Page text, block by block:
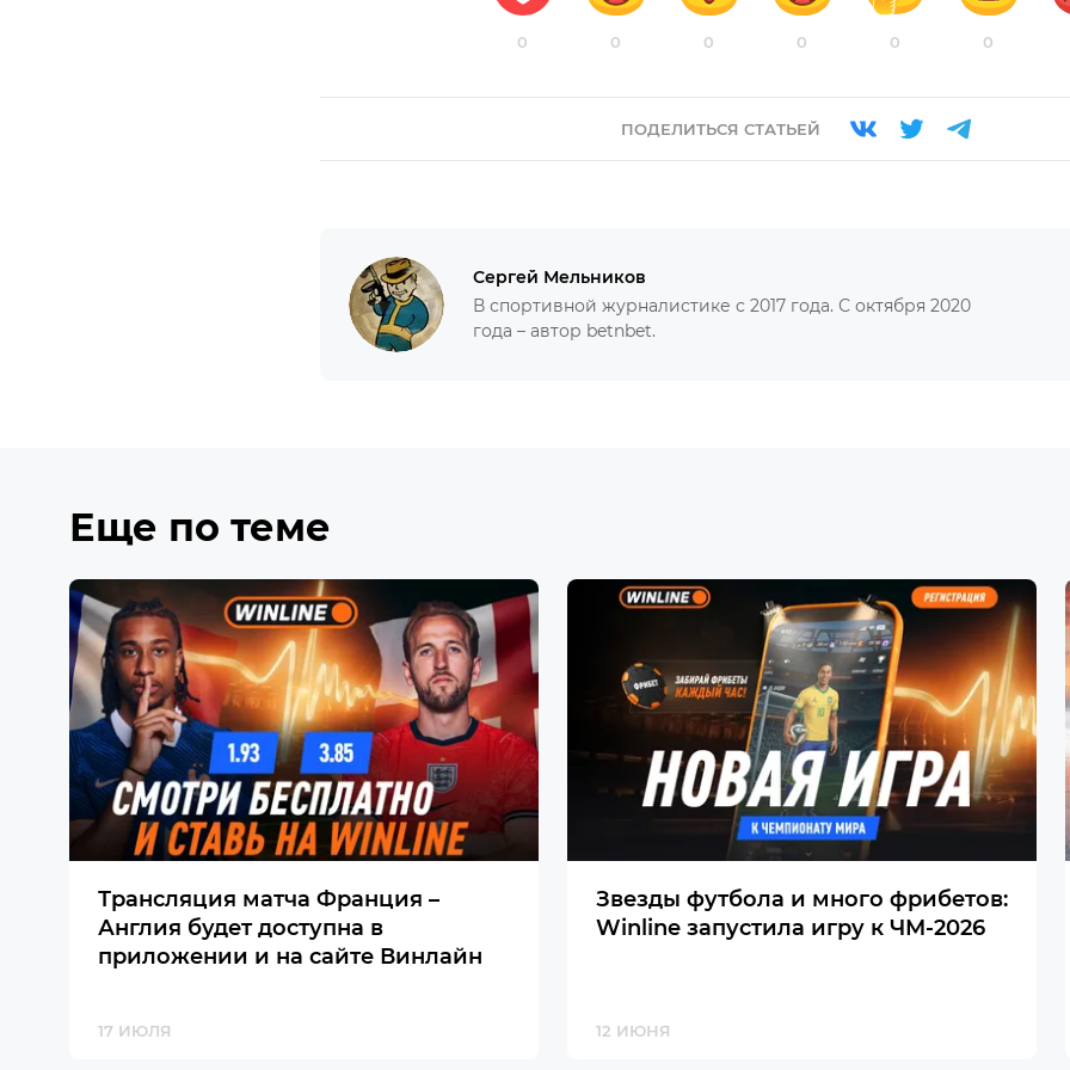
0 0 0 0 0 0
ПОДЕЛИТЬСЯ СТАТЬЕЙ
Сергей Мельников
В спортивной журналистике с 2017 года. С октября 2020
года – автор betnbet.
Еще по теме
Трансляция матча Франция –
Англия будет доступна в
приложении и на сайте Винлайн
17 ИЮЛЯ
Звезды футбола и много фрибетов:
Winline запустила игру к ЧМ-2026
12 ИЮНЯ